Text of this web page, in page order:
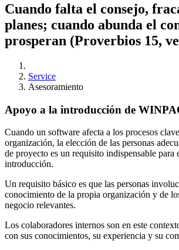
Cuando falta el consejo,
planes; cuando abunda el
prosperan (Proverbios 15,
Service
Asesoramiento
Apoyo a la introducción de
Cuando un software afecta a los procesos
organización, la elección de las personas
de proyecto es un requisito indispensable para
introducción.
Un requisito básico es que las personas
conocimiento de la propia organización y de
negocio relevantes.
Los colaboradores internos son en este
con sus conocimientos, su experiencia y su